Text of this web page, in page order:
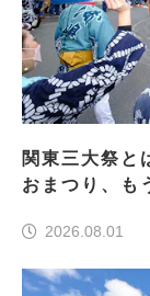
関東三大祭と
おまつり、も
2026.08.01